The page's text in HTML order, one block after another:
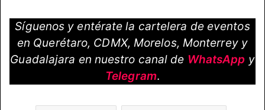
Síguenos y entérate la cartelera de eventos
en Querétaro, CDMX, Morelos, Monterrey y
Guadalajara en nuestro canal de WhatsApp y
Telegram.